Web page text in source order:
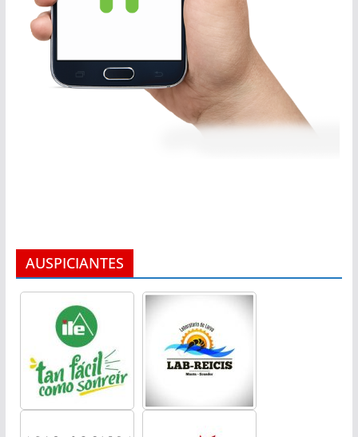
AUSPICIANTES